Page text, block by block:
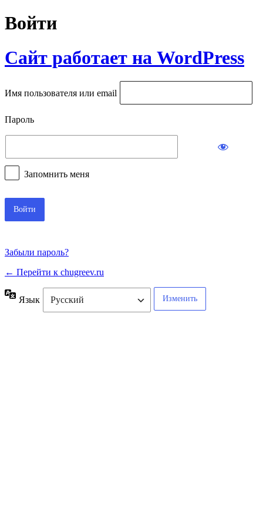
Войти
Сайт работает на WordPress
Имя пользователя или email
Пароль
Запомнить меня
Забыли пароль?
← Перейти к chugreev.ru
Язык